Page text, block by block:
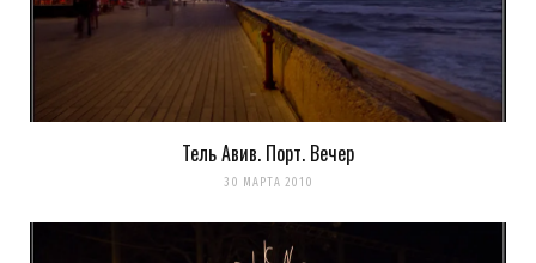
Тель Авив. Порт. Вечер
30 МАРТА 2010